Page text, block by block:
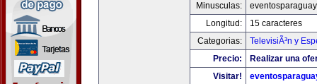
Minusculas:
Longitud:
15 caracteres
Categorias:
TelevisiÃ³n y
Precio:
Realizar una
Visitar!